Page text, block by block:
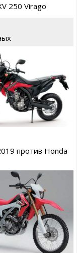
250 Virago
против Honda